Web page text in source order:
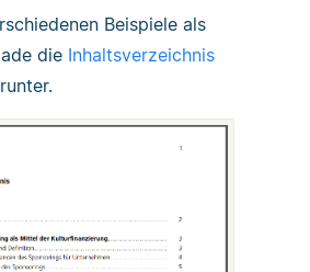
Beispiele als
die Inhaltsverzeichnis
runter.